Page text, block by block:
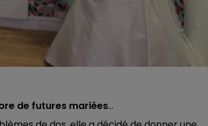
de futures mariées...